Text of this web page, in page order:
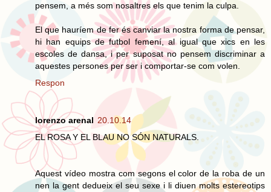
pensem, a més som nosaltres els que tenim la culpa.
El que hauríem de fer és canviar la nostra forma de pensar,
hi han equips de futbol femení, al igual que xics en les
escoles de dansa, i per suposat no pensem discriminar a
aquestes persones per ser i comportar-se com volen.
Respon
lorenzo arenal 20.10.14
EL ROSA Y EL BLAU NO SÓN NATURALS.
Aquest vídeo mostra com segons el color de la roba de un
nen la gent dedueix el seu sexe i li diuen molts estereotips